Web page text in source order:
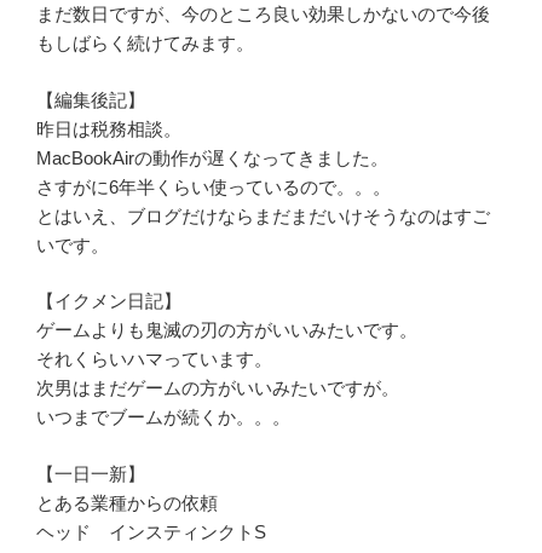
まだ数日ですが、今のところ良い効果しかないので今後
もしばらく続けてみます。
【編集後記】
昨日は税務相談。
MacBookAirの動作が遅くなってきました。
さすがに6年半くらい使っているので。。。
とはいえ、ブログだけならまだまだいけそうなのはすご
いです。
【イクメン日記】
ゲームよりも鬼滅の刃の方がいいみたいです。
それくらいハマっています。
次男はまだゲームの方がいいみたいですが。
いつまでブームが続くか。。。
【一日一新】
とある業種からの依頼
ヘッド インスティンクトS